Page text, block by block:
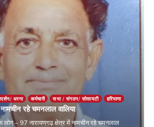
धरना कर्मचारी सभा / संगठन/ सोसायटी हरियाणा
रहे चमनलाल वालिया
लोग – 97 नारायणगढ़ क्षेत्र में नामचीन रहे चमनलाल